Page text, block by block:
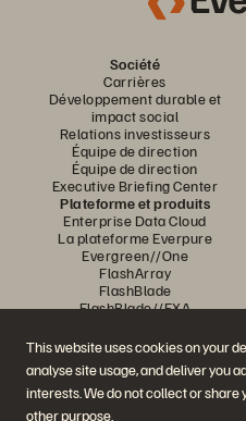
This website uses cookies on your
analyse site usage, and deliver you
interests. We do not collect or
other purpose.
Société
Carrières
Développement durable et
impact social
Relations investisseurs
Équipe de direction
Équipe de direction
Executive Briefing Center
Plateforme et produits
Enterprise Data Cloud
La plateforme Everpure
Evergreen//One
FlashArray
FlashBlade
FlashBlade//EXA
Portworx
Démos Pure360
Événements et webinars
Annonces produits